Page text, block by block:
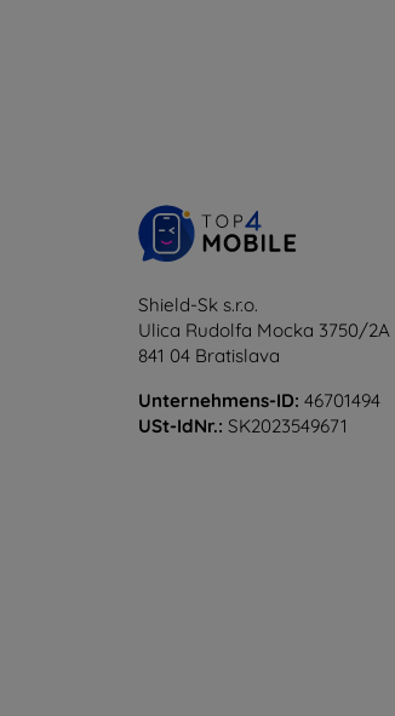
Shield-Sk s.r.o.
Ulica Rudolfa Mocka 3750/2A
841 04 Bratislava
Unternehmens-ID: 46701494
USt-IdNr.: SK2023549671